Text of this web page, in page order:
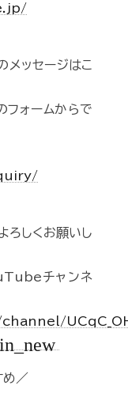
メッセージはこ
フォームからで
しくお願いし
チャンネ
め／